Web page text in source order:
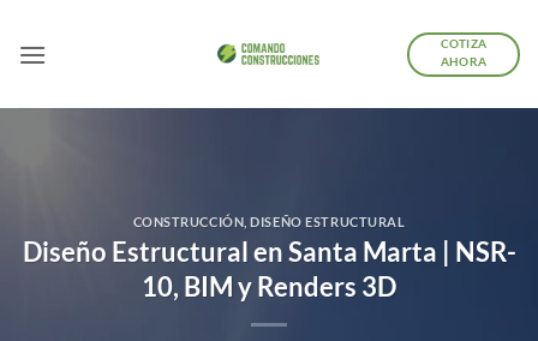
COTIZA
AHORA
CONSTRUCCIÓN ,DISEÑO ESTRUCTURAL
Diseño Estructural en Santa Marta | NSR-
10, BIM y Renders 3D